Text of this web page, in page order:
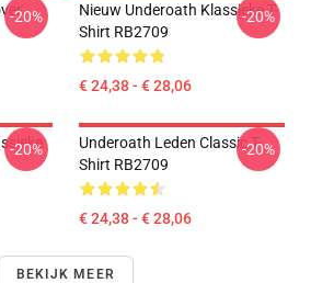
-20%
Nieuw Underoath Klassieke T-
Shirt RB2709
€ 24,38 - € 28,06
-20%
-20%
Underoath Leden Classic T-
Shirt RB2709
€ 24,38 - € 28,06
-20%
BEKIJK MEER